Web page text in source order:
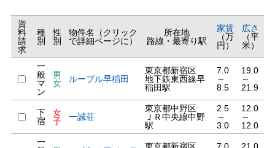
資
料
請
求
種
別
性
別
物件名（クリック
で詳細ページに）
所在地
路線・最寄り駅
家賃
（万
円）
広さ
（平
米）
一
般
マ
ン
男
女
ルーブル早稲田
東京都新宿区
地下鉄東西線早
稲田駅
7.0
～
8.5
19.0
～
21.9
下
宿
女
子
一誠荘
東京都中野区
ＪＲ中央線中野
駅
2.5
～
3.0
12.0
～
12.0
一